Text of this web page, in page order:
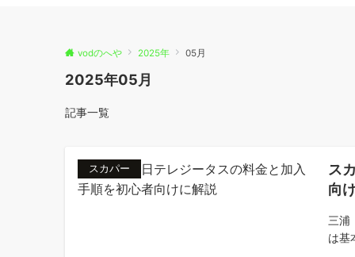
vodのへや 2025年 05月
2025年05月
記事一覧
スカパー
ス
向
三浦
は基